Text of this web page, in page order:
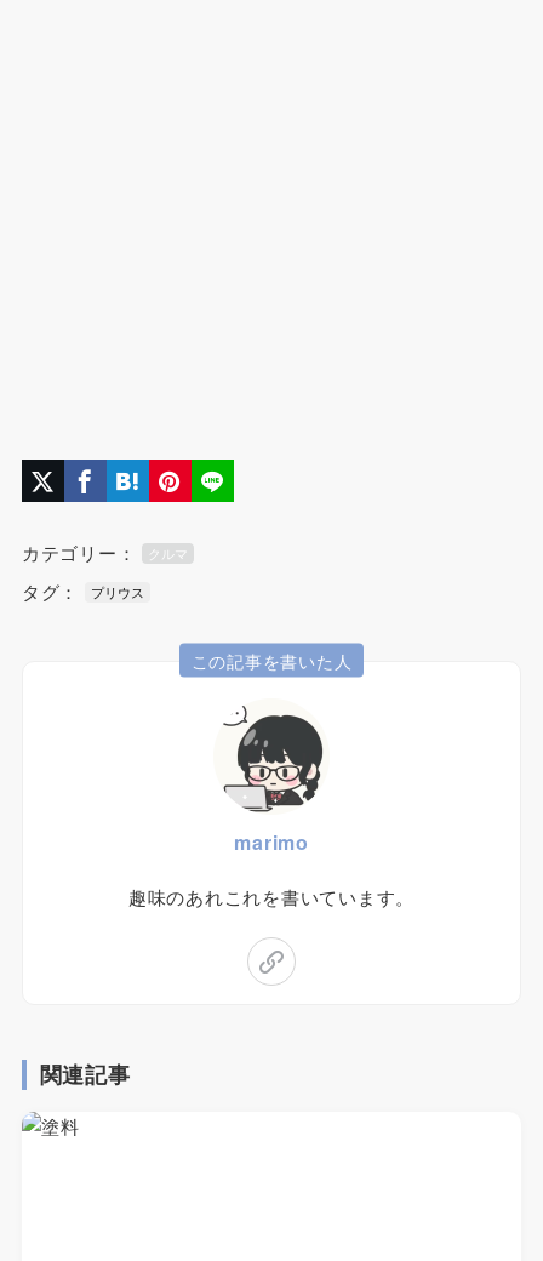
カテゴリー： クルマ
タグ： プリウス
この記事を書いた人
marimo
趣味のあれこれを書いています。
関連記事